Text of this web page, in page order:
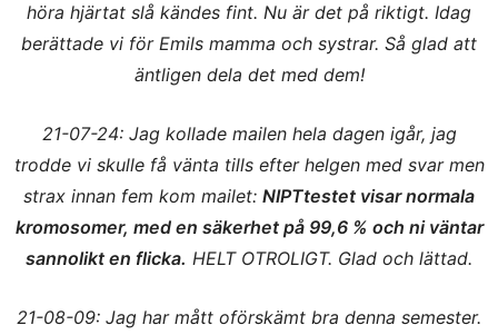
höra hjärtat slå kändes fint. Nu är det på riktigt. Idag
berättade vi för Emils mamma och systrar. Så glad att
äntligen dela det med dem!
21-07-24: Jag kollade mailen hela dagen igår, jag
trodde vi skulle få vänta tills efter helgen med svar men
strax innan fem kom mailet: NIPTtestet visar normala
kromosomer, med en säkerhet på 99,6 % och ni väntar
sannolikt en flicka. HELT OTROLIGT. Glad och lättad.
21-08-09: Jag har mått oförskämt bra denna semester.